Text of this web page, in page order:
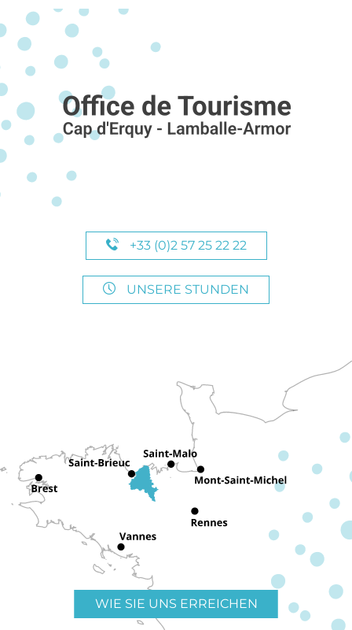
+33 (0)2 57 25 22 22
UNSERE STUNDEN
WIE SIE UNS ERREICHEN